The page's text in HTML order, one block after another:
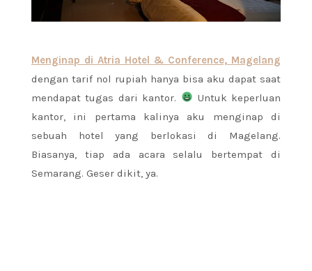
Menginap di Atria Hotel & Conference, Magelang
dengan tarif nol rupiah hanya bisa aku dapat saat
mendapat tugas dari kantor.
Untuk keperluan
kantor, ini pertama kalinya aku menginap di
sebuah hotel yang berlokasi di Magelang.
Biasanya, tiap ada acara selalu bertempat di
Semarang. Geser dikit, ya.